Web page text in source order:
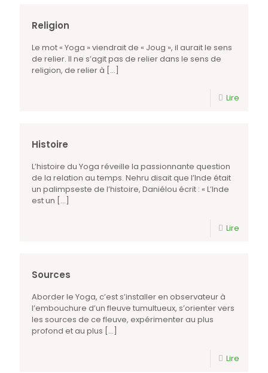
Religion
Le mot « Yoga » viendrait de « Joug », il aurait le sens
de relier. Il ne s’agit pas de relier dans le sens de
religion, de relier à […]
Lire
Histoire
L’histoire du Yoga réveille la passionnante question
de la relation au temps. Nehru disait que l’Inde était
un palimpseste de l’histoire, Daniélou écrit : « L’Inde
est un […]
Lire
Sources
Aborder le Yoga, c’est s’installer en observateur à
l’embouchure d’un fleuve tumultueux, s’orienter vers
les sources de ce fleuve, expérimenter au plus
profond et au plus […]
Lire